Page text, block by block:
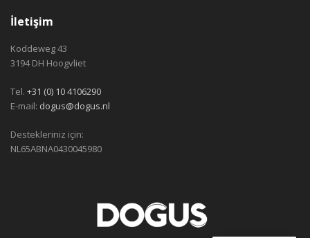
İletişim
Koddeweg 43
3194 DH Hoogvliet
Tel. +31 (0) 10 4106290
E-mail: dogus@dogus.nl
Destekleriniz için:
NL65ABNA0430045980